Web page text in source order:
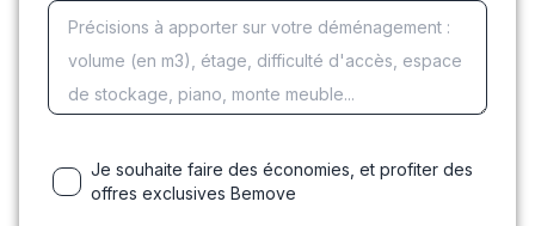
Je souhaite faire des économies, et profiter des
offres exclusives Bemove